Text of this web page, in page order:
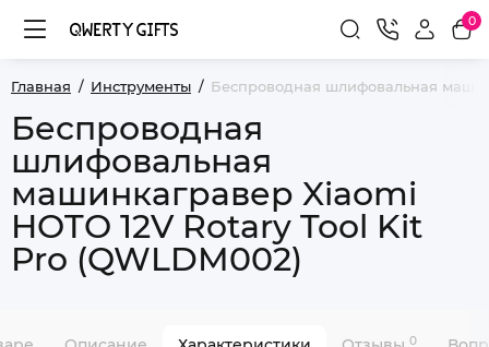
0
Главная Инструменты Беспроводная шлифовальная
Беспроводная
шлифовальная
машинкагравер Xiaomi
HOTO 12V Rotary Tool Kit
Pro (QWLDM002)
0